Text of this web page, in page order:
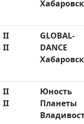
Хабаровск
II
II
GLOBAL-
DANCE
Хабаровск
II
II
Юность
Планеты